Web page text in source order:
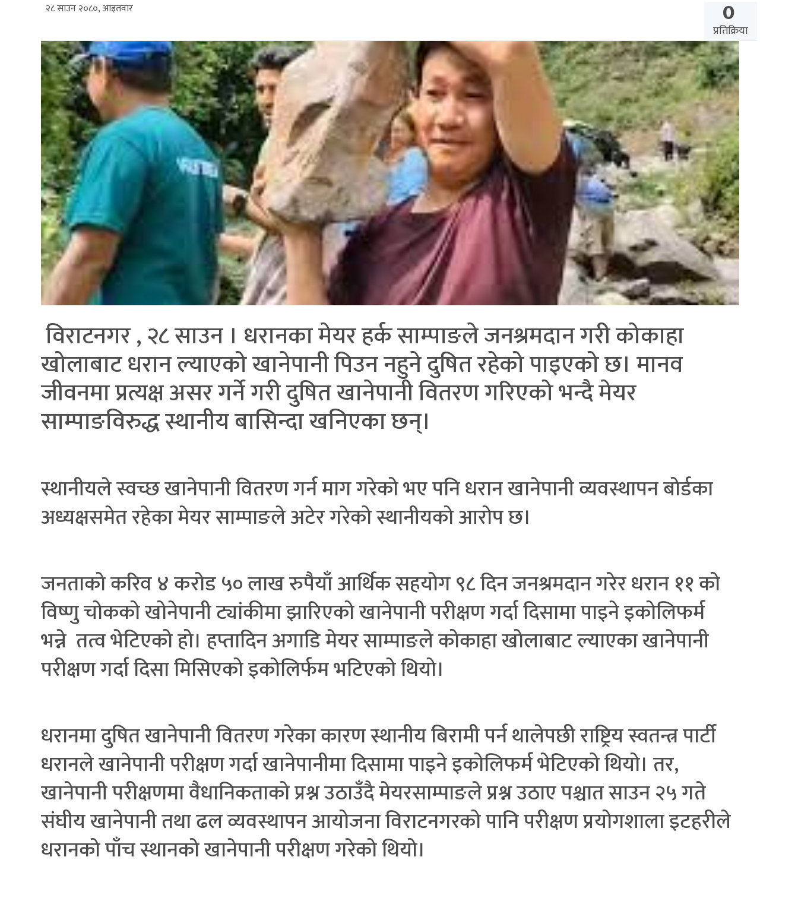
२८ साउन २०८०, आइतवार 0
प्रतिक्रिया
विराटनगर , २८ साउन । धरानका मेयर हर्क साम्पाङले जनश्रमदान गरी कोकाहा
खोलाबाट धरान ल्याएको खानेपानी पिउन नहुने दुषित रहेको पाइएको छ। मानव
जीवनमा प्रत्यक्ष असर गर्ने गरी दुषित खानेपानी वितरण गरिएको भन्दै मेयर
साम्पाङविरुद्ध स्थानीय बासिन्दा खनिएका छन्।
स्थानीयले स्वच्छ खानेपानी वितरण गर्न माग गरेको भए पनि धरान खानेपानी व्यवस्थापन बोर्डका
अध्यक्षसमेत रहेका मेयर साम्पाङले अटेर गरेको स्थानीयको आरोप छ।
जनताको करिव ४ करोड ५० लाख रुपैयाँ आर्थिक सहयोग ९८ दिन जनश्रमदान गरेर धरान ११ को
विष्णु चोकको खोनेपानी ट्यांकीमा झारिएको खानेपानी परीक्षण गर्दा दिसामा पाइने इकोलिफर्म
भन्ने तत्व भेटिएको हो। हप्तादिन अगाडि मेयर साम्पाङले कोकाहा खोलाबाट ल्याएका खानेपानी
परीक्षण गर्दा दिसा मिसिएको इकोलिर्फम भटिएको थियो।
धरानमा दुषित खानेपानी वितरण गरेका कारण स्थानीय बिरामी पर्न थालेपछी राष्ट्रिय स्वतन्त्र पार्टी
धरानले खानेपानी परीक्षण गर्दा खानेपानीमा दिसामा पाइने इकोलिफर्म भेटिएको थियो। तर,
खानेपानी परीक्षणमा वैधानिकताको प्रश्न उठाउँदै मेयरसाम्पाङले प्रश्न उठाए पश्चात साउन २५ गते
संघीय खानेपानी तथा ढल व्यवस्थापन आयोजना विराटनगरको पानि परीक्षण प्रयोगशाला इटहरीले
धरानको पाँच स्थानको खानेपानी परीक्षण गरेको थियो।